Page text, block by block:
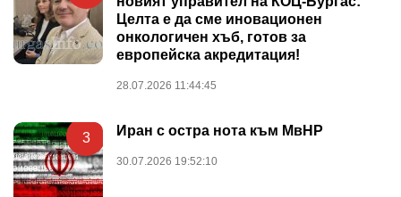
Целта е да сме иновационен
онкологичен хъб, готов за
европейска акредитация!
28.07.2026 11:44:45
3 Иран с остра нота към МвНР
30.07.2026 19:52:10